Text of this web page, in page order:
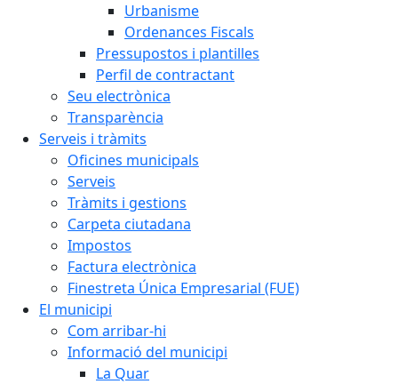
Urbanisme
Ordenances Fiscals
Pressupostos i plantilles
Perfil de contractant
Seu electrònica
Transparència
Serveis i tràmits
Oficines municipals
Serveis
Tràmits i gestions
Carpeta ciutadana
Impostos
Factura electrònica
Finestreta Única Empresarial (FUE)
El municipi
Com arribar-hi
Informació del municipi
La Quar